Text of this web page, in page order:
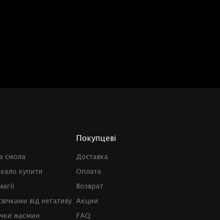
смола
купити
від негативу
жасмин
Покупцеві
Доставка
Оплата
Возврат
Акции
FAQ